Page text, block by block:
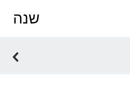
שנה